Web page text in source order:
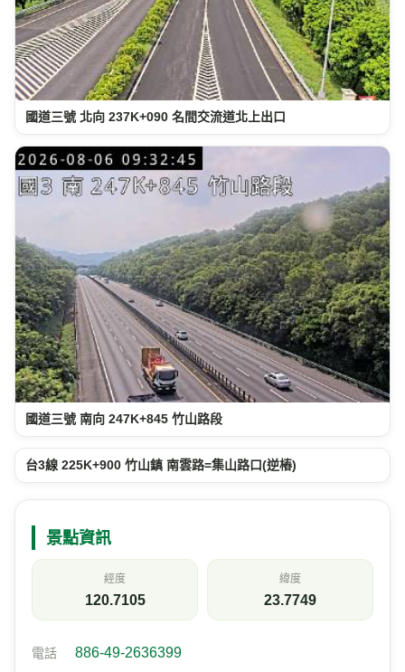
國道三號 北向 237K+090 名間交流道北上出口
國道三號 南向 247K+845 竹山路段